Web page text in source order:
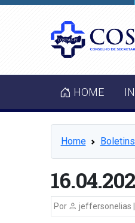
HOME
Home
Por jeffersonelias |